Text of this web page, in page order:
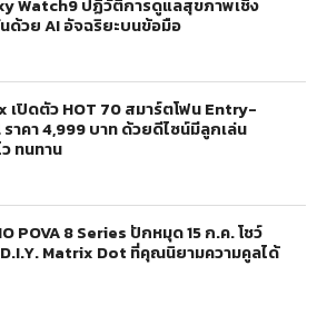
Watch9 ปฏิวัติการดูแลสุขภาพเชิง
ด้วย AI อัจฉริยะบนข้อมือ
เปิดตัว HOT 70 สมาร์ตโฟน Entry-
าคา 4,999 บาท ด้วยดีไซน์มีลูกเล่น
ทนทาน
POVA 8 Series ปักหมุด 15 ก.ค. โชว์
Matrix Dot ที่คุณนิยามความคูลได้